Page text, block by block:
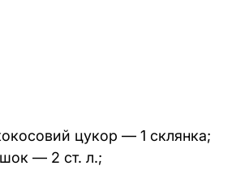
цукор — 1 склянка;
— 2 ст. л.;